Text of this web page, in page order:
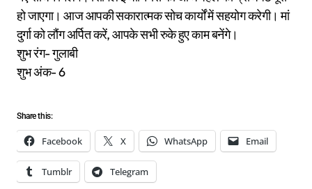
हो जाएगा। आज आपकी सकारात्मक सोच कार्यों में सहयोग करेगी। मां
दुर्गा को लौंग अर्पित करें, आपके सभी रुके हुए काम बनेंगे।
शुभ रंग- गुलाबी
शुभ अंक- 6
Share this:
Facebook X WhatsApp Email
Tumblr Telegram